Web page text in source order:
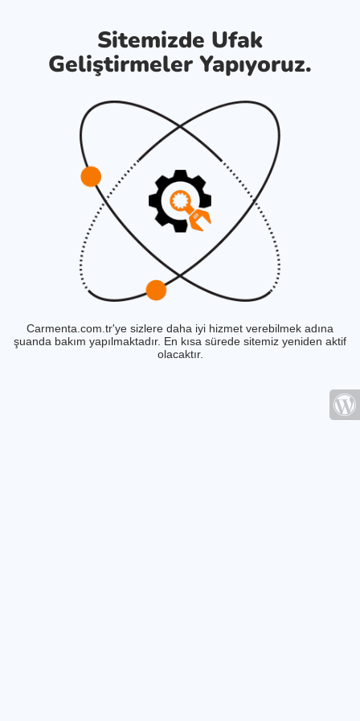
Sitemizde Ufak
Geliştirmeler Yapıyoruz.
Carmenta.com.tr'ye sizlere daha iyi hizmet verebilmek adına
şuanda bakım yapılmaktadır. En kısa sürede sitemiz yeniden aktif
olacaktır.